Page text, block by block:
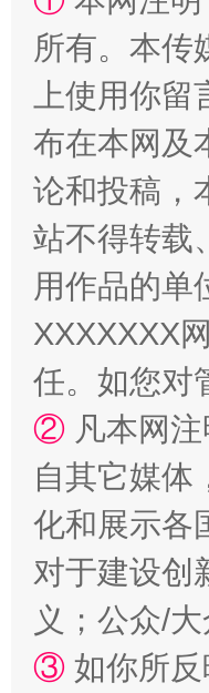
漫山遍野的桃花与雪
招工难、用工
所有。本传
上使用你
布在本网及
论和投稿，
站不得转载
用作品的单
XXXXXXX
任。如您对
② 凡本网
自其它媒体
化和展示各
对于建设创
义；公众/
③ 如你所